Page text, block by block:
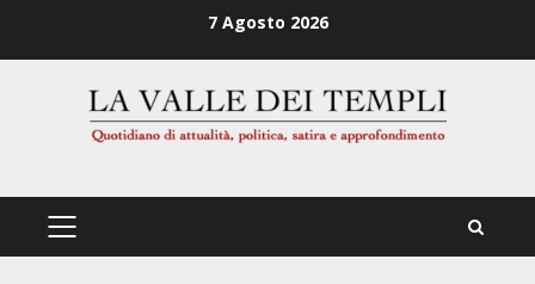
7 Agosto 2026
PRIMÄRES